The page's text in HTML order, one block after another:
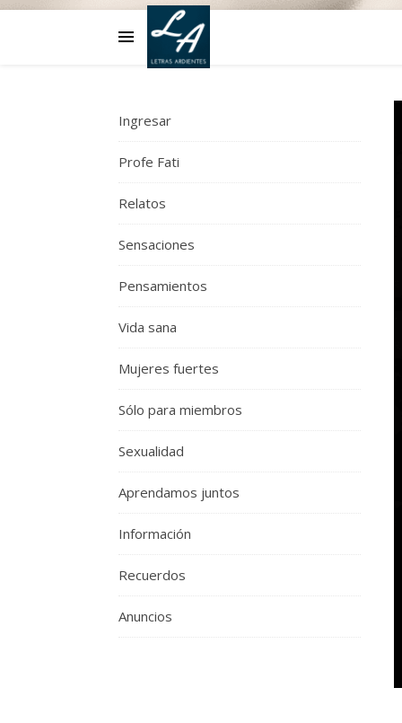
Ingresar
Profe Fati
Relatos
Sensaciones
Pensamientos
Vida sana
Mujeres fuertes
Sólo para miembros
Sexualidad
Aprendamos juntos
Información
Recuerdos
Anuncios